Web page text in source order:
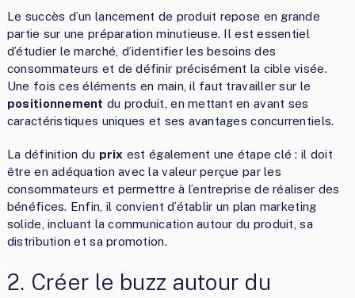
Le succès d’un lancement de produit repose en grande
partie sur une préparation minutieuse. Il est essentiel
d’étudier le marché, d’identifier les besoins des
consommateurs et de définir précisément la cible visée.
Une fois ces éléments en main, il faut travailler sur le
positionnement du produit, en mettant en avant ses
caractéristiques uniques et ses avantages concurrentiels.
La définition du prix est également une étape clé : il doit
être en adéquation avec la valeur perçue par les
consommateurs et permettre à l’entreprise de réaliser des
bénéfices. Enfin, il convient d’établir un plan marketing
solide, incluant la communication autour du produit, sa
distribution et sa promotion.
2. Créer le buzz autour du